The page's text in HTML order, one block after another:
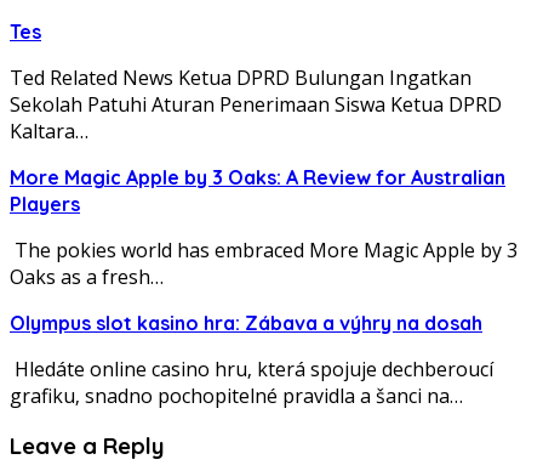
Tes
Ted Related News Ketua DPRD Bulungan Ingatkan
Sekolah Patuhi Aturan Penerimaan Siswa Ketua DPRD
Kaltara…
More Magic Apple by 3 Oaks: A Review for Australian
Players
The pokies world has embraced More Magic Apple by 3
Oaks as a fresh…
Olympus slot kasino hra: Zábava a výhry na dosah
Hledáte online casino hru‚ která spojuje dechberoucí
grafiku‚ snadno pochopitelné pravidla a šanci na…
Leave a Reply